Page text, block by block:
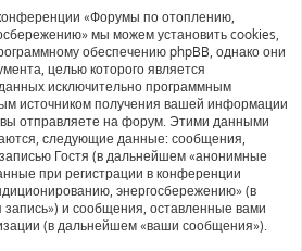
«Форумы по отоплению,
мы можем установить cookies,
обеспечению phpBB, однако они
целью которого является
исключительно программным
источником получения вашей информации
отправляете на форум. Этими данными
следующие данные: сообщения,
Гостя (в дальнейшем «анонимные
при регистрации в конференции
энергосбережению» (в
и сообщения, оставленные вами
(в дальнейшем «ваши сообщения»).